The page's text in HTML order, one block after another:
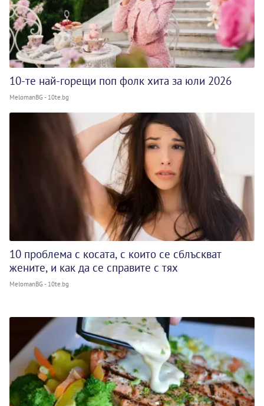
10-те най-горещи поп фолк хита за юли 2026
MelomanBG - 10te.bg
10 проблема с косата, с които се сблъскват
жените, и как да се справите с тях
MelomanBG - 10te.bg